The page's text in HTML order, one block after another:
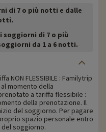
di 7 o più notti e dalle
soggiorni di 7 o più
da 1 a 6 notti.
NON FLESSIBILE : Familytrip
momento della
a tariffa flessibile :
della prenotazione. Il
del soggiorno. Per pagare
spazio personale entro
soggiorno.